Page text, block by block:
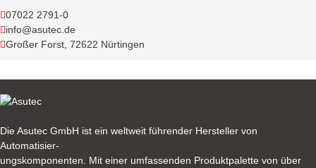
07022 2791-0
info@asutec.de
Großer Forst, 72622 Nürtingen
Die Asutec GmbH ist ein weltweit führender Hersteller von
Automatisier-
ungskomponenten. Mit einer umfassenden Produktpalette von über